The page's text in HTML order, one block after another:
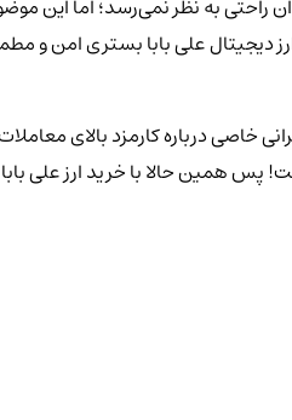
راحتی به نظر نمی‌رسد؛ اما این
علی بابا بستری امن و
خاصی درباره کارمزد بالای
پس همین حالا با خرید ارز علی